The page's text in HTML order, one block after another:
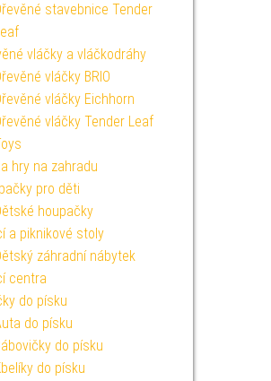
stavebnice Tender
vláčky a vláčkodráhy
vláčky BRIO
vláčky Eichhorn
vláčky Tender Leaf
hry na zahradu
pro děti
houpačky
a piknikové stoly
záhradní nábytek
centra
do písku
do písku
do písku
do písku